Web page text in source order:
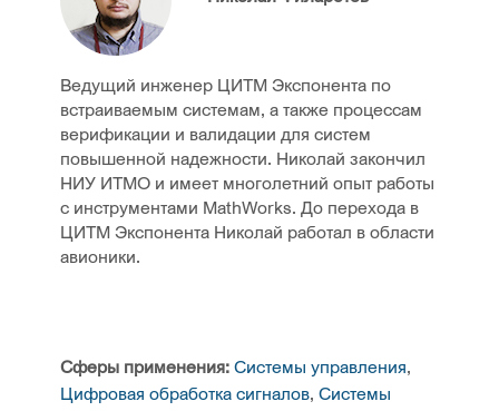
Ведущий инженер ЦИТМ Экспонента по
встраиваемым системам, а также процессам
верификации и валидации для систем
повышенной надежности. Николай закончил
НИУ ИТМО и имеет многолетний опыт работы
с инструментами MathWorks. До перехода в
ЦИТМ Экспонента Николай работал в области
авионики.
Сферы применения: Системы управления,
Цифровая обработка сигналов, Системы